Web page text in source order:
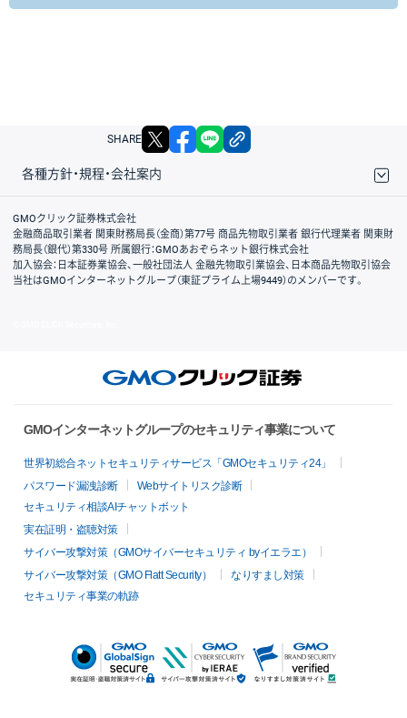
SHARE X facebook
各種方針・規程・会社案内
取引規程・約款
サイトマップ
その他のご案内
個人情報保護方針
最良執行方針
サイトのご利用について
ディスクレイマー
信託保全
リスク説明
会社案内
GMOクリック証券株式会社
金融商品取引業者 関東財務局長（金商）第77号 商品先物取引業者 銀行代理業者 関東財
務局長（銀代）第330号 所属銀行：GMOあおぞらネット銀行株式会社
加入協会：日本証券業協会、一般社団法人 金融先物取引業協会、日本商品先物取引協会
当社はGMOインターネットグループ（東証プライム上場9449）のメンバーです。
GMOインターネットグループのセキュリティ事業について
世界初総合ネットセキュリティサービス「GMOセキュリティ24」
パスワード漏洩診断
Webサイトリスク診断
セキュリティ相談AIチャットボット
実在証明・盗聴対策
サイバー攻撃対策（GMOサイバーセキュリティ byイエラエ）
サイバー攻撃対策（GMO Flatt Security）
なりすまし対策
セキュリティ事業の軌跡